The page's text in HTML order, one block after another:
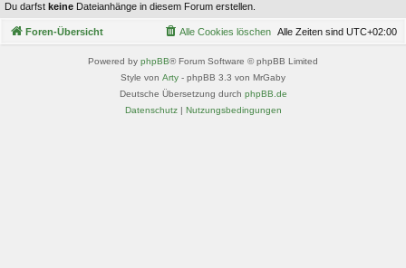
Du darfst keine Dateianhänge in diesem Forum erstellen.
Foren-Übersicht Alle Zeiten sind UTC+02:00
Alle Cookies löschen
Powered by phpBB® Forum Software © phpBB Limited
Style von Arty - phpBB 3.3 von MrGaby
Deutsche Übersetzung durch phpBB.de
Datenschutz| Nutzungsbedingungen